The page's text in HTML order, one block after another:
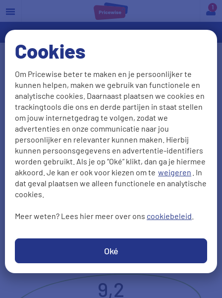
Cookies
Om Pricewise beter te maken en je persoonlijker te
kunnen helpen, maken we gebruik van functionele en
analytische cookies. Daarnaast plaatsen we cookies en
trackingtools die ons en derde partijen in staat stellen
om jouw internetgedrag te volgen, zodat we
advertenties en onze communicatie naar jou
persoonlijker en relevanter kunnen maken. Hierbij
kunnen persoonsgegevens en advertentie-identifiers
worden gebruikt. Als je op “Oké” klikt, dan ga je hiermee
akkoord. Je kan er ook voor kiezen om te weigeren . In
dat geval plaatsen we alleen functionele en analytische
cookies.
Meer weten? Lees hier meer over ons cookiebeleid
Oké
a
ons?
We waarderen het als onze klanten vertellen wat ze
van ons vinden. Het liefst zien we natuurlijk dat je
tevreden bent, maar ook kritiek is welkom: daar
leren we van! Zo kunnen we je in de toekomst
alleen maar beter van dienst zijn. Hieronder lees je
44790ervaringen met onze vergelijkers.
Aanbevelen Vriendelijkheid
NPS
9,2